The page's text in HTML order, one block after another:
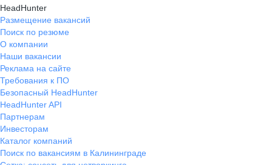
HeadHunter
Размещение вакансий
Поиск по резюме
О компании
Наши вакансии
Реклама на сайте
Требования к ПО
Безопасный HeadHunter
HeadHunter API
Партнерам
Инвесторам
Каталог компаний
Поиск по вакансиям в Калининграде